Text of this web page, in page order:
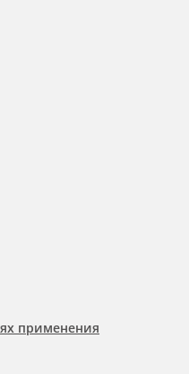
применения